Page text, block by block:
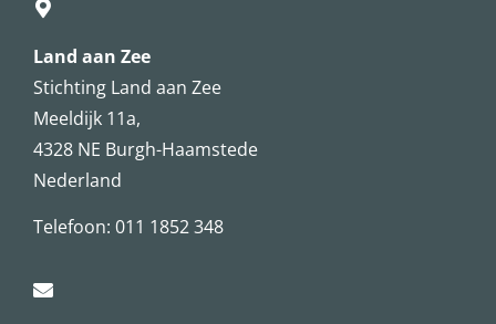
Land aan Zee
Stichting Land aan Zee
Meeldijk 11a,
4328 NE Burgh-Haamstede
Nederland
Telefoon: 011 1852 348